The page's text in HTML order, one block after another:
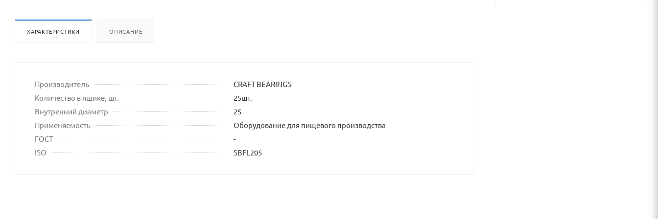
ХАРАКТЕРИСТИКИ ОПИСАНИЕ
Производитель
CRAFT BEARINGS
Количество в ящике, шт.
25шт.
Внутренний диаметр
25
Применяемость
Оборудование для пищевого производства
ГОСТ
-
ISO
SBFL205